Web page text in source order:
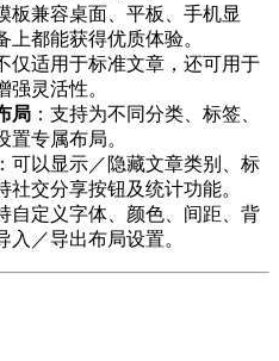
板兼容桌面、平板、手机显
都能获得优质体验。
仅适用于标准文章，还可用于
灵活性。
局 ：支持为不同分类、标签、
专属布局。
：可以显示／隐藏文章类别、标
交分享按钮及统计功能。
自定义字体、颜色、间距、背
／导出布局设置。